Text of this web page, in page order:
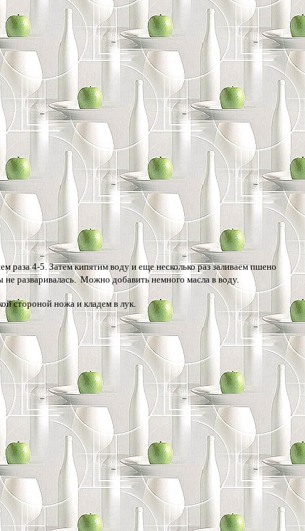
раза 4-5. Затем кипятим воду и еще несколько раз заливаем пшено
разваривалась. Можно добавить немного масла в воду.
стороной ножа и кладем в лук.